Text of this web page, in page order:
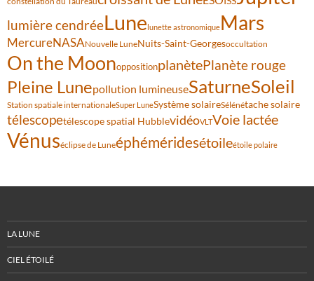
lumière cendréeLunelunette astronomiqueMars
MercureNASANouvelle LuneNuits-Saint-Georgesoccultation
On the MoonoppositionplanètePlanète rouge
Pleine Lunepollution lumineuseSaturneSoleil
Station spatiale internationaleSuper LuneSystème solaireSélénétache solaire
télescopetélescope spatial HubblevidéoVLTVoie lactée
Vénuséclipse de Luneéphéméridesétoileétoile polaire
LA LUNE
CIEL ÉTOILÉ